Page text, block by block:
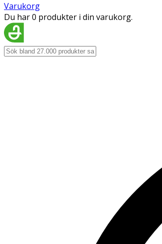
Varukorg
Du har 0 produkter i din varukorg.